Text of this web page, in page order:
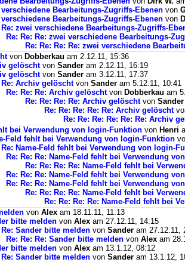
verschiedene Bearbeitungs-Zugriffs-Ebenen von
verschiedene Bearbeitungs-Zugriffs-Ebenen von
Re: zwei verschiedene Bearbeitungs-Zugriffs-
Re: Re: Re: zwei verschiedene Bearbeitungs-
Re: Re: Re: Re: zwei verschiedene
von Dobberkau am 2.12.11, 15:36
gelöschtvon Sander am 2.12.11, 16:19
gelöschtvon Sander am 3.12.11, 17:37
Re: Archiv gelöschtvon Sander am 5.12.11, 10:41
Re: Re: Re: Archiv gelöschtvon Dobberkau am
Re: Re: Re: Re: Archiv gelöschtvon Sander
Re: Re: Re: Re: Re: Archiv gelöscht
Re: Re: Re: Re: Re: Re: Archiv
bei Verwendung von login-Funktion von Henri
Feld fehlt bei Verwendung von login-Funktion
Re: Name-Feld fehlt bei Verwendung von login-
Re: Re: Re: Name-Feld fehlt bei Verwendung
Re: Re: Re: Re: Name-Feld fehlt bei
Re: Re: Re: Name-Feld fehlt bei Verwendung
Re: Re: Re: Name-Feld fehlt bei Verwendung
Re: Re: Re: Re: Name-Feld fehlt bei
Re: Re: Re: Re: Name-Feld fehlt bei
von Alex am 18.11.11, 11:13
bitte melden von Alex am 27.12.11, 14:15
Re: Sander bitte melden von Sander am 27.12.11,
Re: Re: Re: Sander bitte melden von Alex am
bitte melden von Alex am 13.1.12, 08:12
Re: Sander bitte melden von Sander am 13.1.12,